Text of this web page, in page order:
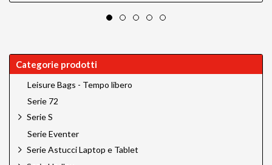
Categorie prodotti
Leisure Bags - Tempo libero
Serie 72
Serie S
Serie Eventer
Serie Astucci Laptop e Tablet